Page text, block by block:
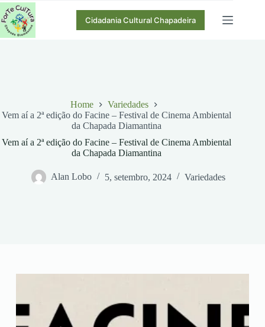
Pular
para
o
conteúdo
Cidadania Cultural Chapadeira
Home
Variedades
Vem aí a 2ª edição do Facine – Festival de Cinema Ambiental
da Chapada Diamantina
Vem aí a 2ª edição do Facine – Festival de Cinema Ambiental
da Chapada Diamantina
Alan Lobo 5, setembro, 2024 Variedades